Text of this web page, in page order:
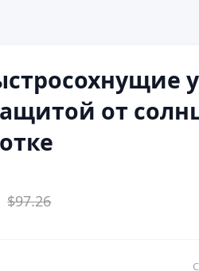
от
$97.26